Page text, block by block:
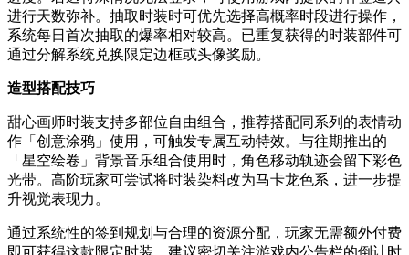
进行天数弥补。抽取时装时可优先选择高概率时段进行操作，
系统每日首次抽取的爆率相对较高。已重复获得的时装部件可
通过分解系统兑换限定边框或头像奖励。
造型搭配技巧
甜心画师时装支持多部位自由组合，推荐搭配同系列的表情动
作「创意涂鸦」使用，可触发专属互动特效。与往期推出的
「星空绘卷」背景音乐组合使用时，角色移动轨迹会留下彩色
光带。高阶玩家可尝试将时装染料改为马卡龙色系，进一步提
升视觉表现力。
通过系统性的签到规划与合理的资源分配，玩家无需额外付费